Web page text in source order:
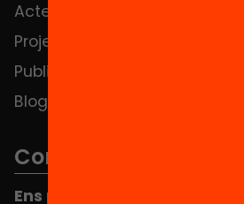
Actes
Projectes
Publicacions i vídeos
Blog
Contacte
Ens pots trobar al Hub Social